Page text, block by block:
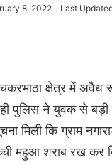
8, 2022 Last
क्षेत्र में
पुलिस ने युवक से
मिली कि ग्राम
महुआ शराब रख कर